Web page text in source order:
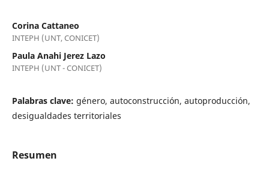
Corina Cattaneo
INTEPH (UNT, CONICET)
Paula Anahi Jerez Lazo
INTEPH (UNT - CONICET)
Palabras clave: género, autoconstrucción, autoproducción,
desigualdades territoriales
Resumen